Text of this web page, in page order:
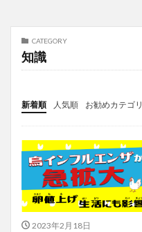
CATEGORY
知識
新着順 人気順
お勧めカテゴリ
投稿
学び
マンガ
電子書籍
2023年2月18日